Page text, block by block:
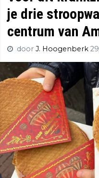
je drie
centrum van
door J. Hoogenberk